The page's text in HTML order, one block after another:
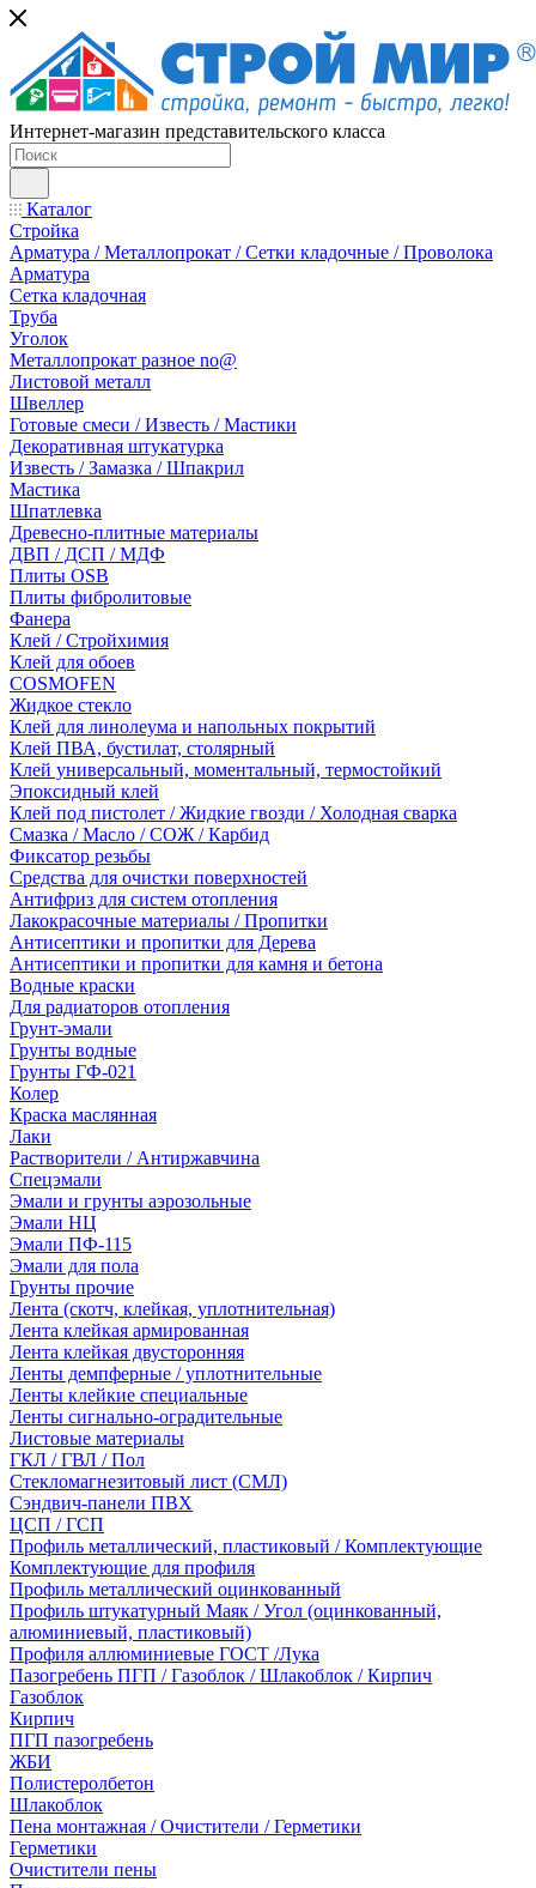
Интернет-магазин представительского класса
Каталог
Стройка
Арматура / Металлопрокат / Сетки кладочные / Проволока
Арматура
Сетка кладочная
Труба
Уголок
Металлопрокат разное no@
Листовой металл
Швеллер
Готовые смеси / Известь / Мастики
Декоративная штукатурка
Известь / Замазка / Шпакрил
Мастика
Шпатлевка
Древесно-плитные материалы
ДВП / ДСП / МДФ
Плиты OSB
Плиты фибролитовые
Фанера
Клей / Стройхимия
Клей для обоев
COSMOFEN
Жидкое стекло
Клей для линолеума и напольных покрытий
Клей ПВА, бустилат, столярный
Клей универсальный, моментальный, термостойкий
Эпоксидный клей
Клей под пистолет / Жидкие гвозди / Холодная сварка
Смазка / Масло / СОЖ / Карбид
Фиксатор резьбы
Средства для очистки поверхностей
Антифриз для систем отопления
Лакокрасочные материалы / Пропитки
Антисептики и пропитки для Дерева
Антисептики и пропитки для камня и бетона
Водные краски
Для радиаторов отопления
Грунт-эмали
Грунты водные
Грунты ГФ-021
Колер
Краска маслянная
Лаки
Растворители / Антиржавчина
Спецэмали
Эмали и грунты аэрозольные
Эмали НЦ
Эмали ПФ-115
Эмали для пола
Грунты прочие
Лента (скотч, клейкая, уплотнительная)
Лента клейкая армированная
Лента клейкая двусторонняя
Ленты демпферные / уплотнительные
Ленты клейкие специальные
Ленты сигнально-оградительные
Листовые материалы
ГКЛ / ГВЛ / Пол
Стекломагнезитовый лист (СМЛ)
Сэндвич-панели ПВХ
ЦСП / ГСП
Профиль металлический, пластиковый / Комплектующие
Комплектующие для профиля
Профиль металлический оцинкованный
Профиль штукатурный Маяк / Угол (оцинкованный,
алюминиевый, пластиковый)
Профиля аллюминиевые ГОСТ /Лука
Пазогребень ПГП / Газоблок / Шлакоблок / Кирпич
Газоблок
Кирпич
ПГП пазогребень
ЖБИ
Полистеролбетон
Шлакоблок
Пена монтажная / Очистители / Герметики
Герметики
Очистители пены